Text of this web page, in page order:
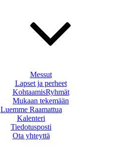
Messut
Lapset ja perheet
KohtaamisRyhmät
Mukaan tekemään
Luemme Raamattua
Kalenteri
Tiedotusposti
Ota yhteyttä